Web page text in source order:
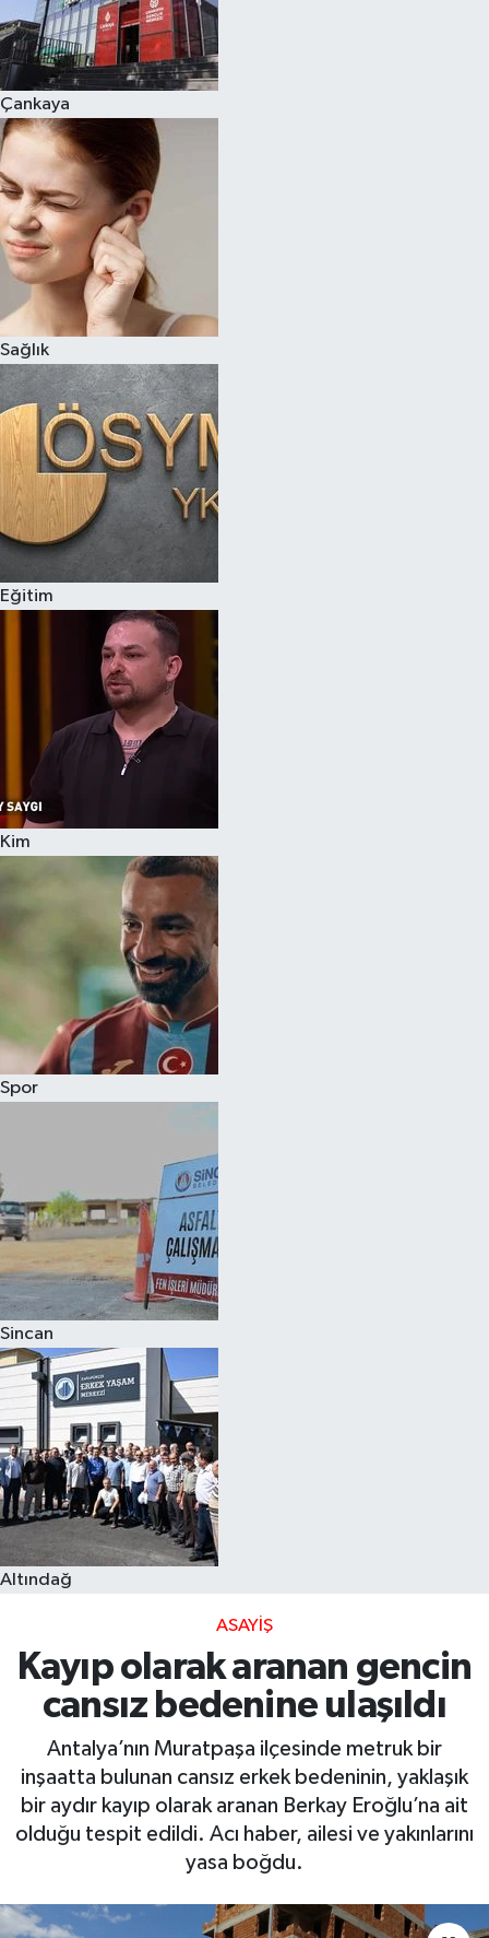
Çankaya
Sağlık
Eğitim
Kim
Spor
Sincan
Altındağ
ASAYIŞ
Kayıp olarak aranan gencin
cansız bedenine ulaşıldı
Antalya’nın Muratpaşa ilçesinde metruk bir
inşaatta bulunan cansız erkek bedeninin, yaklaşık
bir aydır kayıp olarak aranan Berkay Eroğlu’na ait
olduğu tespit edildi. Acı haber, ailesi ve yakınlarını
yasa boğdu.